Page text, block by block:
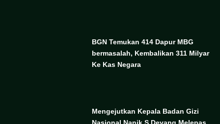
BGN Temukan 414 Dapur MBG
bermasalah, Kembalikan 311 Milyar
Ke Kas Negara
Mengejutkan Kepala Badan Gizi
Nasional Nanik S Deyang Melepas